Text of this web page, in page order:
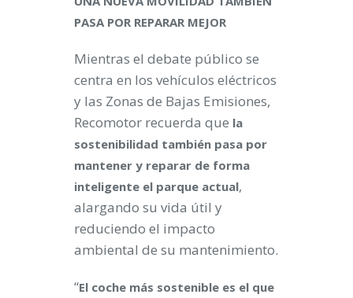
PASA POR REPARAR MEJOR
Mientras el debate público se
centra en los vehículos eléctricos
y las Zonas de Bajas Emisiones,
Recomotor recuerda que la
sostenibilidad también pasa por
mantener y reparar de forma
inteligente el parque actual,
alargando su vida útil y
reduciendo el impacto
ambiental de su mantenimiento.
“El coche más sostenible es el que